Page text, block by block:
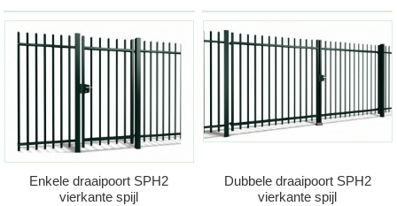
Enkele draaipoort SPH2
vierkante spijl
Dubbele draaipoort SPH2
vierkante spijl